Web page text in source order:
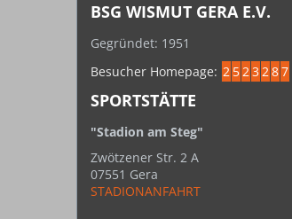
BSG WISMUT GERA E.V.
Gegründet: 1951
Besucher Homepage: 2 523 287
SPORTSTÄTTE
"Stadion am Steg"
Zwötzener Str. 2 A
07551 Gera
STADIONANFAHRT